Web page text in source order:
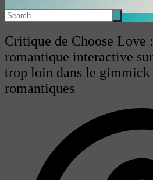
Critique de Choose Love
romantique interactive
trop loin dans le
romantiques